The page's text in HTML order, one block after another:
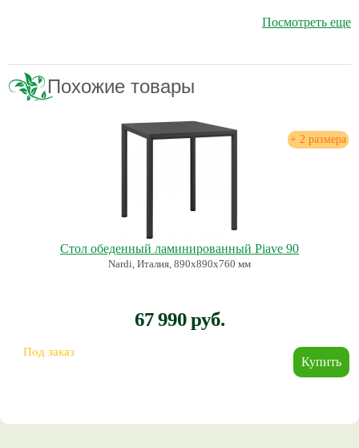
Посмотреть еще
Похожие товары
+ 2 размера
Стол обеденный ламинированный Piave 90
Nardi, Италия, 890х890х760 мм
67 990 руб.
Под заказ